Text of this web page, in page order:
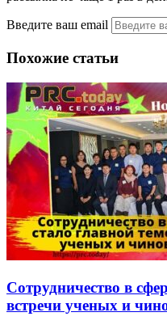
Введите ваш email
Похожие статьи
Сотрудничество в
встречи ученых и